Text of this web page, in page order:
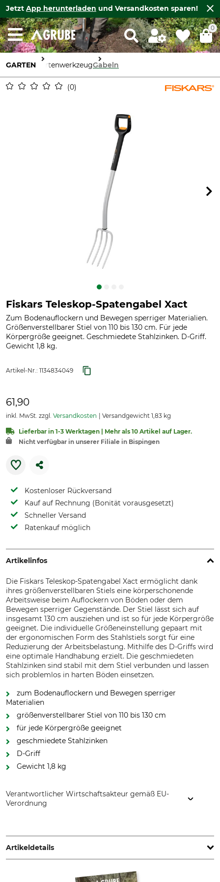
Jetzt App herunterladen und Versandkosten sparen!
0
GARTEN GartenwerkzeugGabeln
0
Fiskars Teleskop-Spatengabel Xact
Zum Bodenauflockern und Bewegen sperriger Materialien.
Größenverstellbarer Stiel von 110 bis 130 cm. Für jede
Körpergröße geeignet. Geschmiedete Stahlzinken. D-Griff.
Gewicht 1,8 kg.
Artikel-Nr.: 1134834049
61,90
inkl. MwSt. zzgl. Versandkosten Versandgewicht 1,83 kg
Lieferbar in 1-3 Werktagen | Mehr als 10 Artikel auf Lager.
Nicht verfügbar in unserer Filiale in Bispingen
Kostenloser Rückversand
Kauf auf Rechnung (Bonität vorausgesetzt)
Schneller Versand
Ratenkauf möglich
Artikelinfos
Die Fiskars Teleskop-Spatengabel Xact ermöglicht dank
ihres größenverstellbaren Stiels eine körperschonende
Arbeitsweise beim Auflockern von Böden oder dem
Bewegen sperriger Gegenstände. Der Stiel lässt sich auf
insgesamt 130 cm ausziehen und ist so für jede Körpergröße
geeignet. Die individuelle Größeneinstellung gepaart mit
der ergonomischen Form des Stahlstiels sorgt für eine
Reduzierung der Arbeitsbelastung. Mithilfe des D-Griffs wird
eine optimale Handhabung erzielt. Die geschmiedeten
Stahlzinken sind stabil mit dem Stiel verbunden und lassen
sich problemlos in harten Böden einsetzen.
zum Bodenauflockern und Bewegen sperriger
Materialien
größenverstellbarer Stiel von 110 bis 130 cm
für jede Körpergröße geeignet
geschmiedete Stahlzinken
D-Griff
Gewicht 1,8 kg
Verantwortlicher Wirtschaftsakteur gemäß EU-
Verordnung
Finland, www.fiskars.com
Artikeldetails
Produkttyp